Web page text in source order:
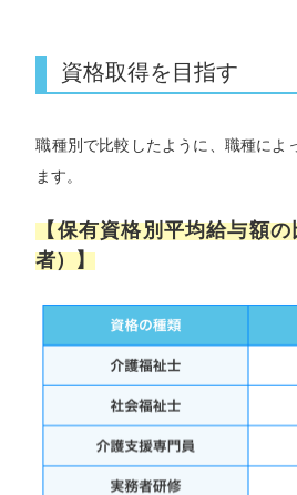
資格取得を目指す
職種別で比較したように、職種によ
ます。
【保有資格別平均給与額
者）】